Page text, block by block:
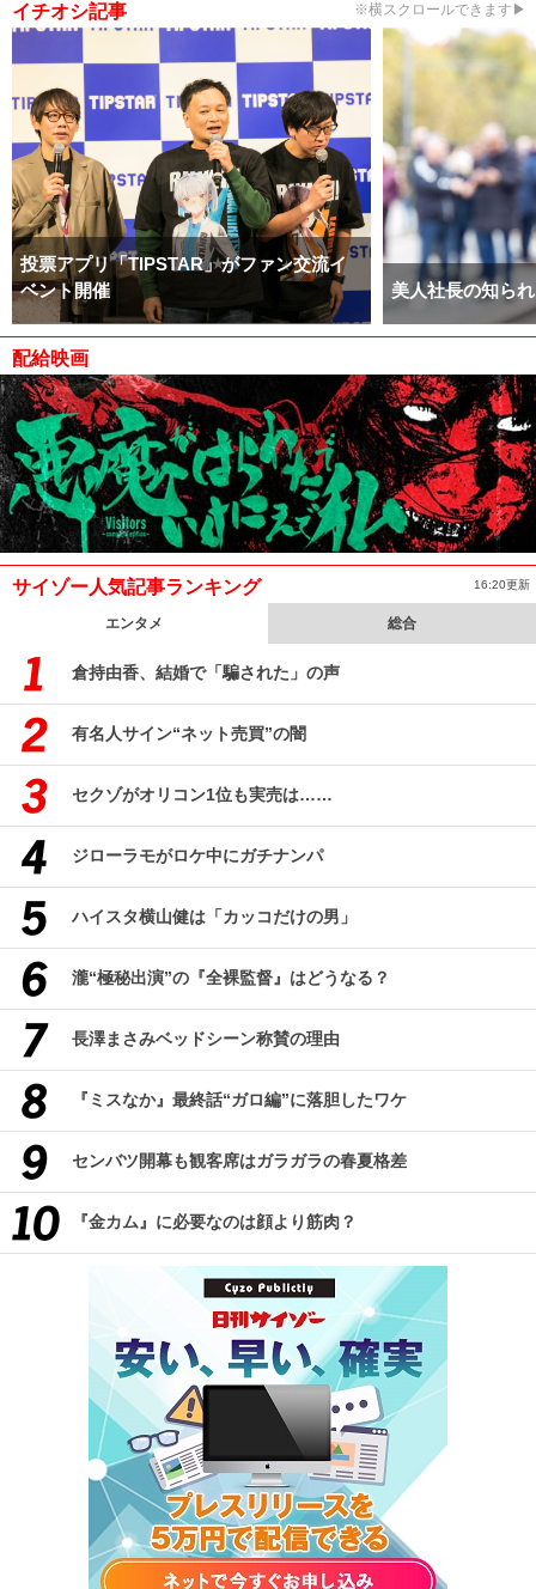
イチオシ記事 ※横スクロールできます▶
投票アプリ「TIPSTAR」がファン交流イ
ベント開催
美人社長の知ら
配給映画
サイゾー人気記事ランキング 16:20更新
エンタメ 総合
倉持由香、結婚で「騙された」の声
有名人サイン“ネット売買”の闇
セクゾがオリコン1位も実売は……
ジローラモがロケ中にガチナンパ
ハイスタ横山健は「カッコだけの男」
瀧“極秘出演”の『全裸監督』はどうなる？
長澤まさみベッドシーン称賛の理由
『ミスなか』最終話“ガロ編”に落胆したワケ
センバツ開幕も観客席はガラガラの春夏格差
『金カム』に必要なのは顔より筋肉？